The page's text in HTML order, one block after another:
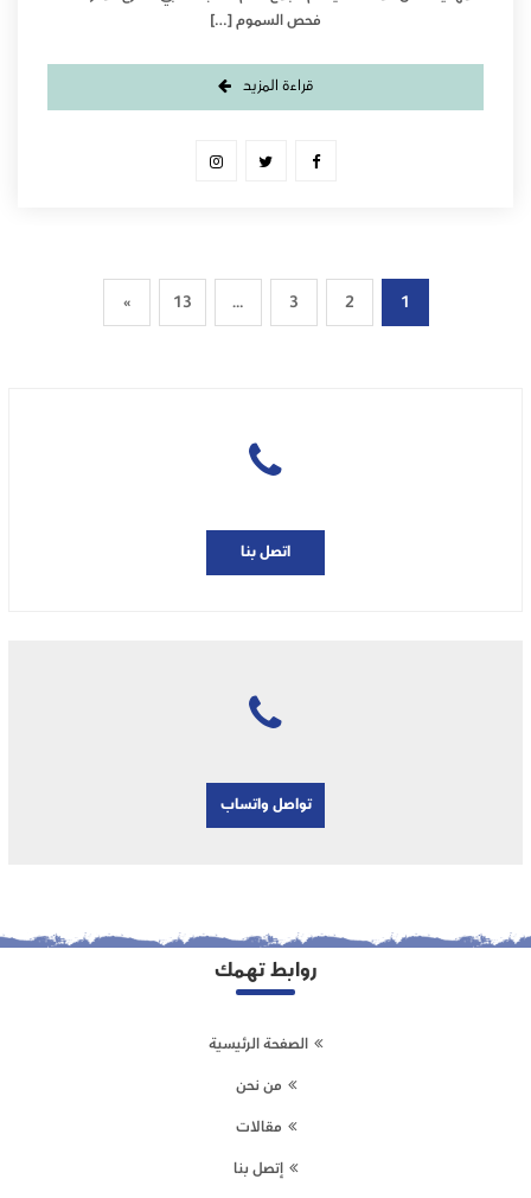
فحص السموم […]
قراءة المزيد
1
2
3
…
13
»
اتصل بنا
تواصل واتساب
روابط تهمك
الصفحة الرئيسية
من نحن
مقالات
إتصل بنا